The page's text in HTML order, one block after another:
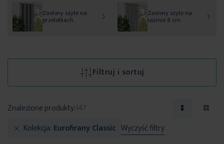
Zasłony szyte na
przelotkach
Zasłony szyte na
taśmie 8 cm
Filtruj i sortuj
Znalezione produkty:147
Kolekcja Eurofirany Classic Wyczyść filtry